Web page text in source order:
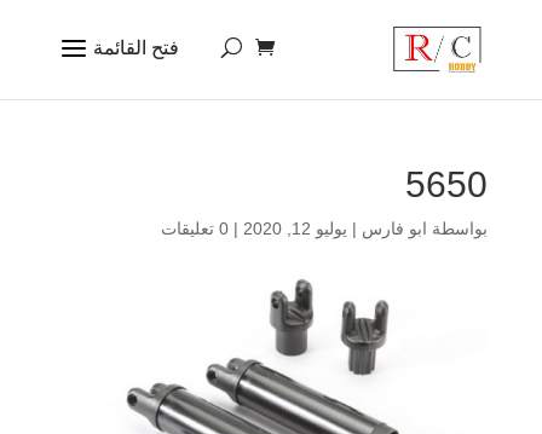
5650
بواسطة ابو فارس | يوليو 12, 2020 | 0 تعليقات